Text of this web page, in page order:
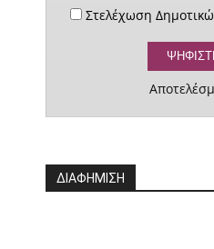
Στελέχωση
ΔΙΑΦΗΜΙΣΗ